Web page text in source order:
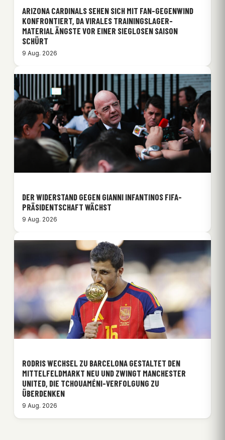
ARIZONA CARDINALS SEHEN SICH MIT FAN-GEGENWIND
KONFRONTIERT, DA VIRALES TRAININGSLAGER-
MATERIAL ÄNGSTE VOR EINER SIEGLOSEN SAISON
SCHÜRT
9 Aug. 2026
DER WIDERSTAND GEGEN GIANNI INFANTINOS FIFA-
PRÄSIDENTSCHAFT WÄCHST
9 Aug. 2026
RODRIS WECHSEL ZU BARCELONA GESTALTET DEN
MITTELFELDMARKT NEU UND ZWINGT MANCHESTER
UNITED, DIE TCHOUAMÉNI-VERFOLGUNG ZU
ÜBERDENKEN
9 Aug. 2026